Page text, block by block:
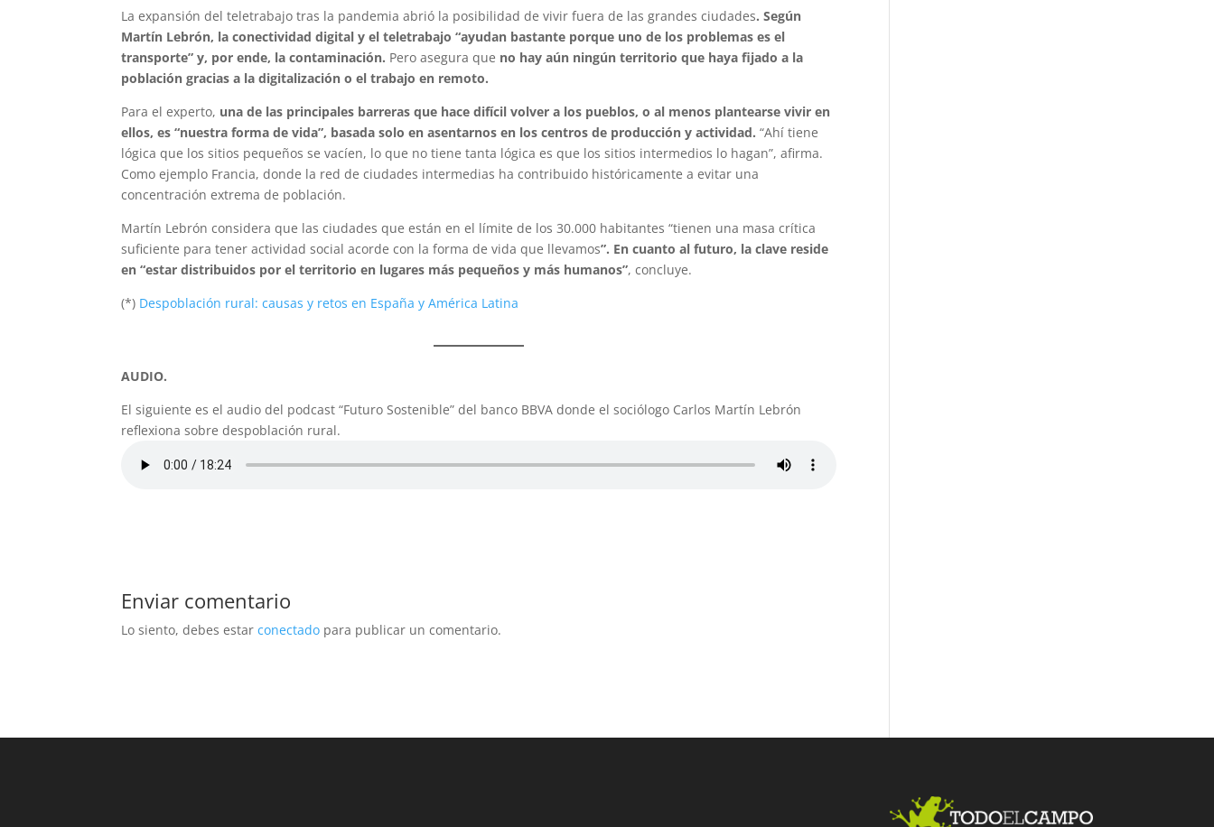
La expansión del teletrabajo tras la pandemia abrió la posibilidad de vivir fuera de las grandes ciudades. Según
Martín Lebrón, la conectividad digital y el teletrabajo “ayudan bastante porque uno de los problemas es el
transporte” y, por ende, la contaminación. Pero asegura que no hay aún ningún territorio que haya fijado a la
población gracias a la digitalización o el trabajo en remoto.
Para el experto, una de las principales barreras que hace difícil volver a los pueblos, o al menos plantearse vivir en
ellos, es “nuestra forma de vida”, basada solo en asentarnos en los centros de producción y actividad.“Ahí tiene
lógica que los sitios pequeños se vacíen, lo que no tiene tanta lógica es que los sitios intermedios lo hagan”, afirma.
Como ejemplo Francia, donde la red de ciudades intermedias ha contribuido históricamente a evitar una
concentración extrema de población.
Martín Lebrón considera que las ciudades que están en el límite de los 30.000 habitantes “tienen una masa crítica
suficiente para tener actividad social acorde con la forma de vida que llevamos”. En cuanto al futuro, la clave reside
en “estar distribuidos por el territorio en lugares más pequeños y más humanos”, concluye.
(*) Despoblación rural: causas y retos en España y América Latina
AUDIO.
El siguiente es el audio del podcast “Futuro Sostenible” del banco BBVA donde el sociólogo Carlos Martín Lebrón
reflexiona sobre despoblación rural.
Enviar comentario
Lo siento, debes estarconectado para publicar un comentario.
Fac Twit